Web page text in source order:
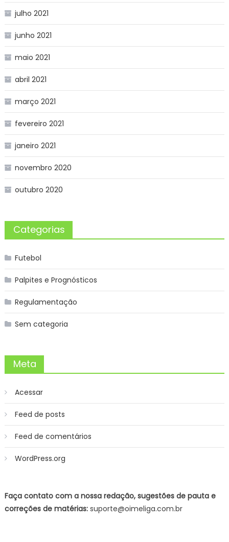
julho 2021
junho 2021
maio 2021
abril 2021
março 2021
fevereiro 2021
janeiro 2021
novembro 2020
outubro 2020
Categorias
Futebol
Palpites e Prognósticos
Regulamentação
Sem categoria
Meta
Acessar
Feed de posts
Feed de comentários
WordPress.org
Faça contato com a nossa redação, sugestões de pauta e
correções de matérias:suporte@oimeliga.com.br